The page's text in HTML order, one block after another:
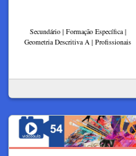
Secundário | Formação Específica |
Geometria Descritiva A | Profissionais